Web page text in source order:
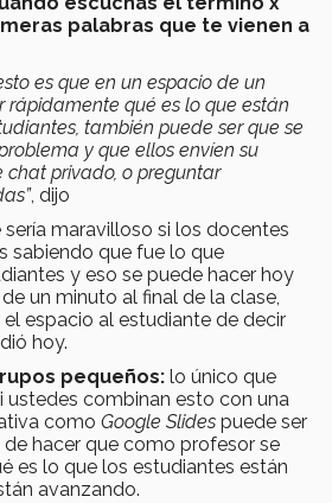
palabras que te vienen a
es que en un espacio de un
rápidamente qué es lo que están
también puede ser que se
y que ellos envíen su
chat privado, o preguntar
, dijo
maravilloso si los docentes
sabiendo que fue lo que
y eso se puede hacer hoy
un minuto al final de la clase,
espacio al estudiante de decir
hoy.
pequeños: lo único que
ustedes combinan esto con una
como Google Slides puede ser
hacer que como profesor se
es lo que los estudiantes están
avanzando.